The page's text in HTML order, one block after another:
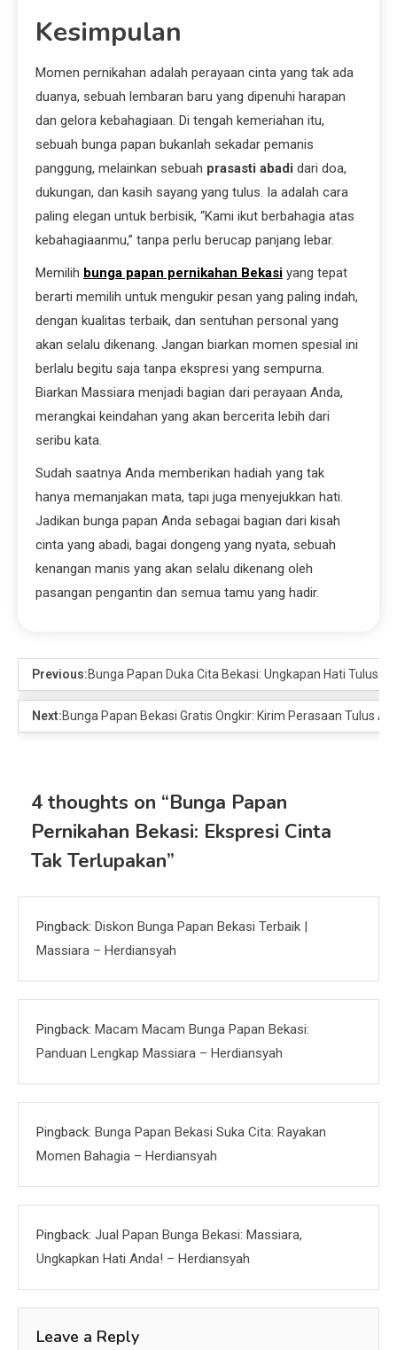
Kesimpulan
Momen pernikahan adalah perayaan cinta yang tak ada
duanya, sebuah lembaran baru yang dipenuhi harapan
dan gelora kebahagiaan. Di tengah kemeriahan itu,
sebuah bunga papan bukanlah sekadar pemanis
panggung, melainkan sebuah prasasti abadi dari doa,
dukungan, dan kasih sayang yang tulus. Ia adalah cara
paling elegan untuk berbisik, “Kami ikut berbahagia atas
kebahagiaanmu,” tanpa perlu berucap panjang lebar.
Memilih bunga papan pernikahan Bekasi yang tepat
berarti memilih untuk mengukir pesan yang paling indah,
dengan kualitas terbaik, dan sentuhan personal yang
akan selalu dikenang. Jangan biarkan momen spesial ini
berlalu begitu saja tanpa ekspresi yang sempurna.
Biarkan Massiara menjadi bagian dari perayaan Anda,
merangkai keindahan yang akan bercerita lebih dari
seribu kata.
Sudah saatnya Anda memberikan hadiah yang tak
hanya memanjakan mata, tapi juga menyejukkan hati.
Jadikan bunga papan Anda sebagai bagian dari kisah
cinta yang abadi, bagai dongeng yang nyata, sebuah
kenangan manis yang akan selalu dikenang oleh
pasangan pengantin dan semua tamu yang hadir.
Previous:Bunga Papan Duka Cita Bekasi: Ungkapan Hati Tulus
Next:Bunga Papan Bekasi Gratis Ongkir: Kirim Perasaan Tulus
4 thoughts on “Bunga Papan
Pernikahan Bekasi: Ekspresi Cinta
Tak Terlupakan”
Pingback: Diskon Bunga Papan Bekasi Terbaik |
Massiara – Herdiansyah
Pingback: Macam Macam Bunga Papan Bekasi:
Panduan Lengkap Massiara – Herdiansyah
Pingback: Bunga Papan Bekasi Suka Cita: Rayakan
Momen Bahagia – Herdiansyah
Pingback: Jual Papan Bunga Bekasi: Massiara,
Ungkapkan Hati Anda! – Herdiansyah
Leave a Reply